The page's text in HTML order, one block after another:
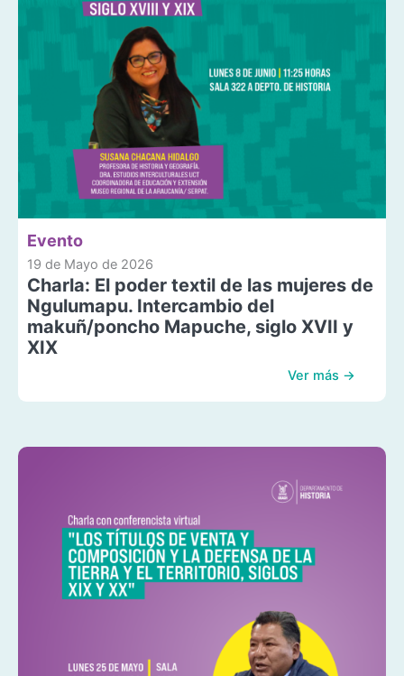
Evento
19 de Mayo de 2026
Charla: El poder textil de las mujeres de
Ngulumapu. Intercambio del
makuñ/poncho Mapuche, siglo XVII y
XIX
Ver más →